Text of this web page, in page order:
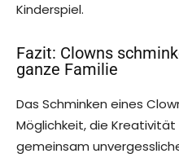
Kinderspiel.
Fazit: Clowns
ganze Familie
Das Schminken eines
Möglichkeit, die
gemeinsam